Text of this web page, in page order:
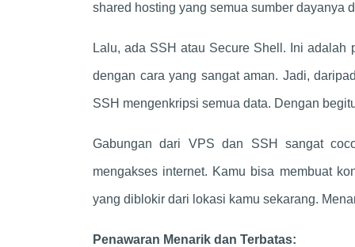
shared hosting yang semua sumber dayanya
Lalu, ada SSH atau Secure Shell. Ini adalah
dengan cara yang sangat aman. Jadi,
SSH mengenkripsi semua data. Dengan
Gabungan dari VPS dan SSH sangat
mengakses internet. Kamu bisa membuat
yang diblokir dari lokasi kamu sekarang.
Penawaran Menarik dan Terbatas: